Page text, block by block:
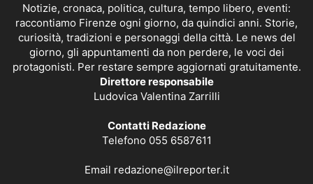
Notizie, cronaca, politica, cultura, tempo libero, eventi:
raccontiamo Firenze ogni giorno, da quindici anni. Storie,
curiosità, tradizioni e personaggi della città. Le news del
giorno, gli appuntamenti da non perdere, le voci dei
protagonisti. Per restare sempre aggiornati gratuitamente.
Direttore responsabile
Ludovica Valentina Zarrilli
Contatti Redazione
Telefono 055 6587611
Email redazione@ilreporter.it